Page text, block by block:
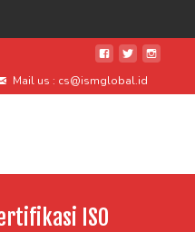
Mail us : cs@ismglobal.id
ISO